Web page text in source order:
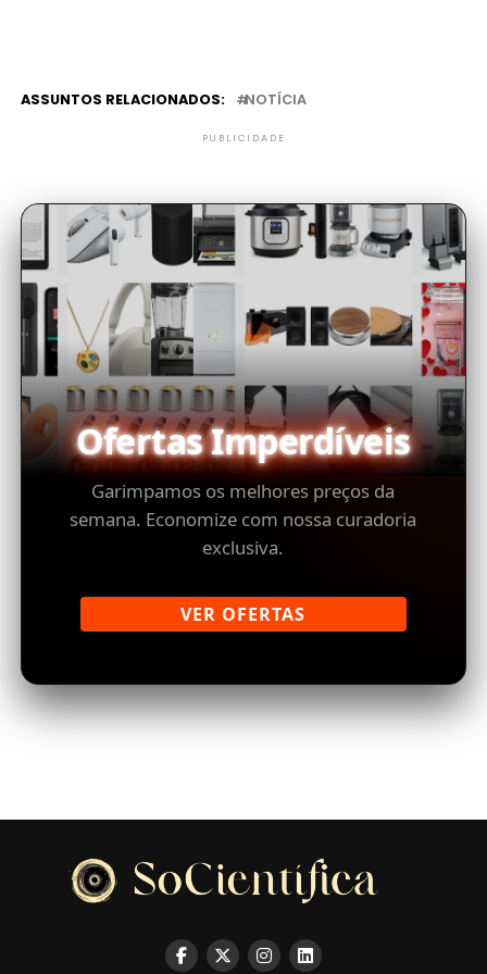
ASSUNTOS RELACIONADOS: NOTÍCIA
PUBLICIDADE
Ofertas Imperdíveis
Garimpamos os melhores preços da
semana. Economize com nossa curadoria
exclusiva.
VER OFERTAS